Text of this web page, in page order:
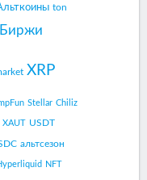
ton
Биржи
XRP
Stellar Chiliz
XAUT USDT
альтсезон
NFT